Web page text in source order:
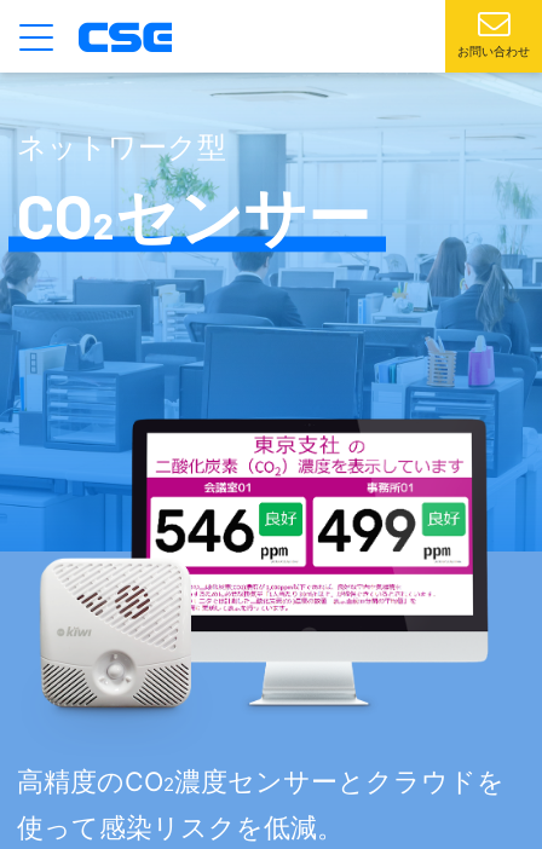
お問い合わせ
ネットワーク型
CO2センサー
高精度のCO2濃度センサーとクラウドを
使って感染リスクを低減。